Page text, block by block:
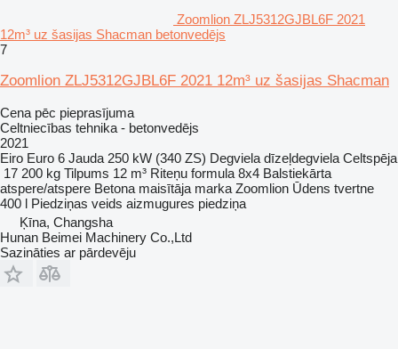
Zoomlion ZLJ5312GJBL6F 2021
12m³ uz šasijas Shacman betonvedējs
7
Zoomlion ZLJ5312GJBL6F 2021 12m³ uz šasijas Shacman
Cena pēc pieprasījuma
Celtniecības tehnika - betonvedējs
2021
Eiro Euro 6 Jauda 250 kW (340 ZS) Degviela dīzeļdegviela Celtspēja
17 200 kg Tilpums 12 m³ Riteņu formula 8x4 Balstiekārta
atspere/atspere Betona maisītāja marka Zoomlion Ūdens tvertne
400 l Piedziņas veids aizmugures piedziņa
Ķīna, Changsha
Hunan Beimei Machinery Co.,Ltd
Sazināties ar pārdevēju